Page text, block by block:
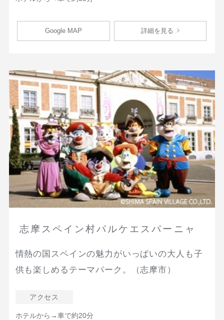
Google MAP 詳細を見る
志摩スペイン村パルケエスパーニャ
情熱の国スペインの魅力がいっぱいの大人も子
供も楽しめるテーマパーク。（志摩市）
アクセス
ホテルから→車で約20分